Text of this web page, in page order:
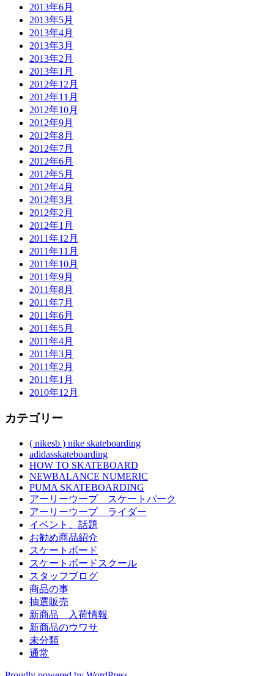
2013年6月
2013年5月
2013年4月
2013年3月
2013年2月
2013年1月
2012年12月
2012年11月
2012年10月
2012年9月
2012年8月
2012年7月
2012年6月
2012年5月
2012年4月
2012年3月
2012年2月
2012年1月
2011年12月
2011年11月
2011年10月
2011年9月
2011年8月
2011年7月
2011年6月
2011年5月
2011年4月
2011年3月
2011年2月
2011年1月
2010年12月
カテゴリー
( nikesb ) nike skateboarding
adidasskateboarding
HOW TO SKATEBOARD
NEWBALANCE NUMERIC
PUMA SKATEBOARDING
アーリーウープ スケートパーク
アーリーウープ ライダー
イベント、話題
お勧め商品紹介
スケートボード
スケートボードスクール
スタッフブログ
商品の事
抽選販売
新商品 入荷情報
新商品のウワサ
未分類
通常